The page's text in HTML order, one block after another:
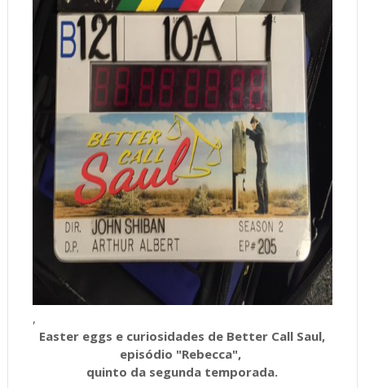
,
Easter eggs e curiosidades de Better Call Saul,
episódio "Rebecca",
quinto da segunda temporada.